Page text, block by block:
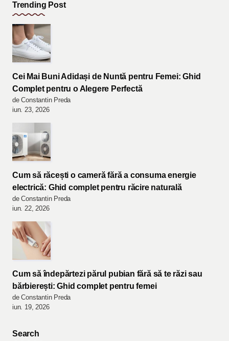
Trending Post
Cei Mai Buni Adidași de Nuntă pentru Femei: Ghid
Complet pentru o Alegere Perfectă
de Constantin Preda
iun. 23, 2026
Cum să răcești o cameră fără a consuma energie
electrică: Ghid complet pentru răcire naturală
de Constantin Preda
iun. 22, 2026
Cum să îndepărtezi părul pubian fără să te răzi sau
bărbierești: Ghid complet pentru femei
de Constantin Preda
iun. 19, 2026
Search